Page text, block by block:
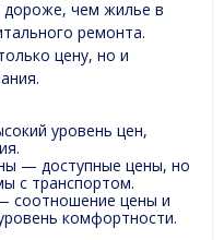
чем жилье в
ремонта.
цену, но и
уровень цен,
— доступные цены, но
с транспортом.
соотношение цены и
комфортности.